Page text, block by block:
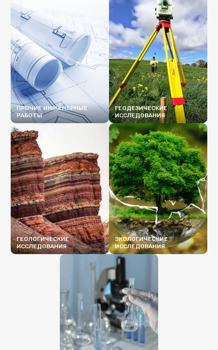
ПРОЧИЕ ИНЖЕНЕРНЫЕ
РАБОТЫ
ПОДРОБНЕЕ
ГЕОДЕЗИЧЕСКИЕ
ИССЛЕДОВАНИЯ
ПОДРОБНЕЕ
ГЕОЛОГИЧЕСКИЕ
ИССЛЕДОВАНИЯ
ЭКОЛОГИЧЕСКИЕ
ИССЛЕДОВАНИЯ